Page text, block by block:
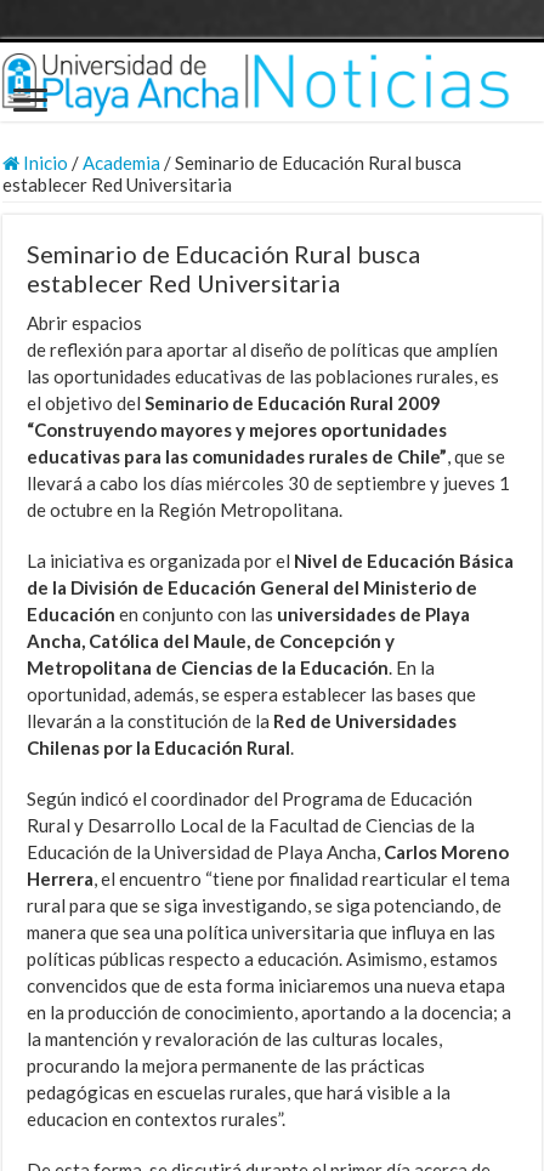
Inicio /Academia/Seminario de Educación Rural busca
establecer Red Universitaria
Seminario de Educación Rural busca
establecer Red Universitaria
Abrir espacios
de reflexión para aportar al diseño de políticas que amplíen
las oportunidades educativas de las poblaciones rurales, es
el objetivo delSeminario de Educación Rural 2009
“Construyendo mayores y mejores oportunidades
educativas para las comunidades rurales de Chile”, que se
llevará a cabo los días miércoles 30 de septiembre y jueves 1
de octubre en la Región Metropolitana.
La iniciativa es organizada por el Nivel de Educación Básica
de la División de Educación General del Ministerio de
Educación en conjunto con las universidades de Playa
Ancha, Católica del Maule, de Concepción y
Metropolitana de Ciencias de la Educación. En la
oportunidad, además, se espera establecer las bases que
llevarán a la constitución de la Red de Universidades
Chilenas por la Educación Rural.
Según indicó el coordinador del Programa de Educación
Rural y Desarrollo Local de la Facultad de Ciencias de la
Educación de la Universidad de Playa Ancha, Carlos Moreno
Herrera, el encuentro “tiene por finalidad rearticular el tema
rural para que se siga investigando, se siga potenciando, de
manera que sea una política universitaria que influya en las
políticas públicas respecto a educación. Asimismo, estamos
convencidos que de esta forma iniciaremos una nueva etapa
en la producción de conocimiento, aportando a la docencia; a
la mantención y revaloración de las culturas locales,
procurando la mejora permanente de las prácticas
pedagógicas en escuelas rurales, que hará visible a la
educacion en contextos rurales”.